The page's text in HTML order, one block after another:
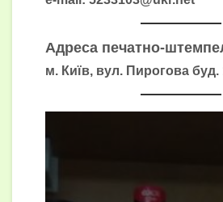
Адреса печатно-
м. Київ, вул. Пирогова буд.